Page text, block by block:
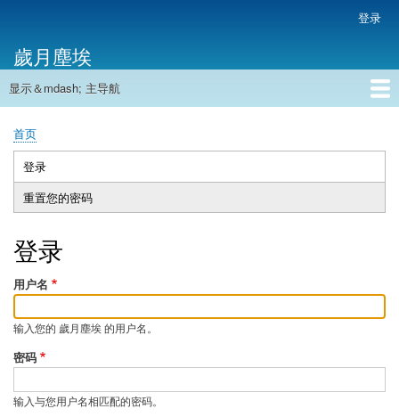
主
内
帐
户
菜
单
登录
歲月塵埃
主
航
显示＆mdash; 主导航
首页
面
包
屑
首页
主
标
登录
动
标
重置您的密码
登录
用户名
输入您的 歲月塵埃 的用户名。
密码
输入与您用户名相匹配的密码。